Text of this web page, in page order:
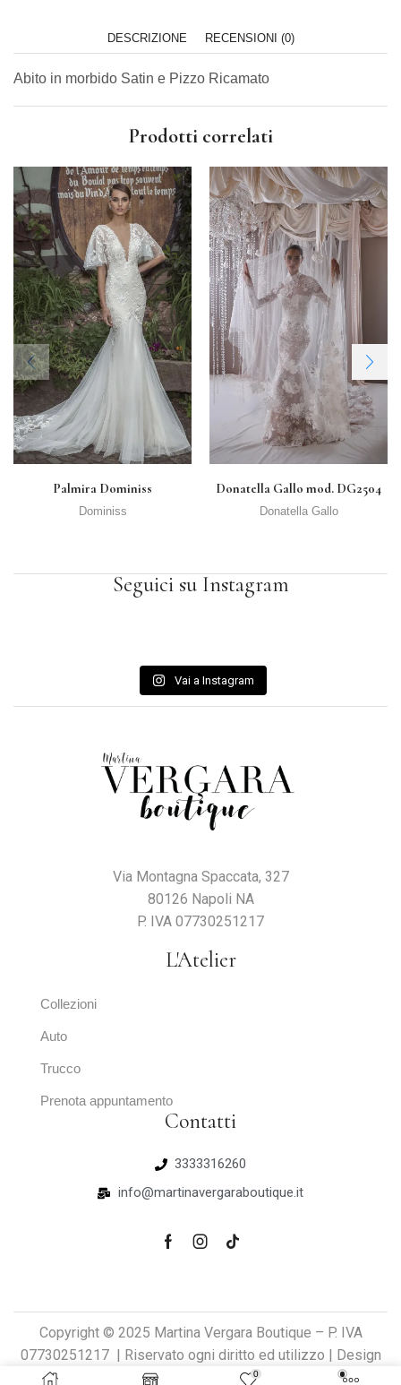
DESCRIZIONE RECENSIONI (0)
Abito in morbido Satin e Pizzo Ricamato
Prodotti correlati
Palmira Dominiss
Dominiss
Donatella Gallo mod. DG2504
Donatella Gallo
Seguici su Instagram
Vai a Instagram
Via Montagna Spaccata, 327
80126 Napoli NA
P. IVA 07730251217
L'Atelier
Collezioni
Auto
Trucco
Prenota appuntamento
Contatti
3333316260
info@martinavergaraboutique.it
Copyright © 2025 Martina Vergara Boutique – P. IVA
07730251217 | Riservato ogni diritto ed utilizzo | Design
by
Host Solutions0